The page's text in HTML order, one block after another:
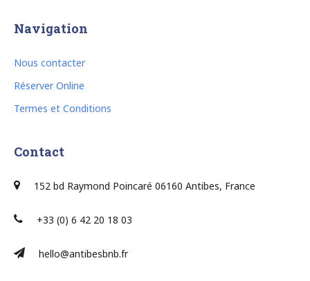
Navigation
Nous contacter
Réserver Online
Termes et Conditions
Contact
152 bd Raymond Poincaré 06160 Antibes, France
+33 (0) 6 42 20 18 03
hello@antibesbnb.fr